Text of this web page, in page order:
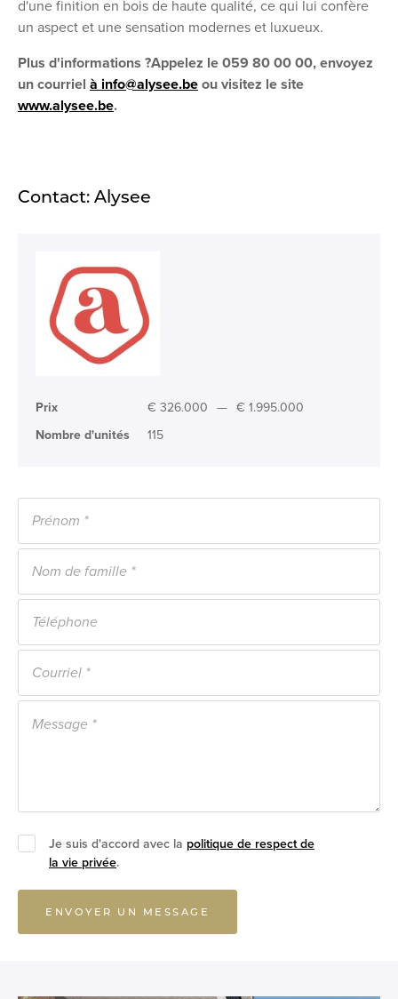
d'une finition en bois de haute qualité, ce qui lui confère
un aspect et une sensation modernes et luxueux.
Plus d'informations ?Appelez le 059 80 00 00, envoyez
un courriel à info@alysee.be ou visitez le site
www.alysee.be.
Contact: Alysee
Prix € 326.000 — € 1.995.000
Nombre d'unités
115
Je suis d'accord avec la politique de respect de
la vie privée.
ENVOYER UN MESSAGE